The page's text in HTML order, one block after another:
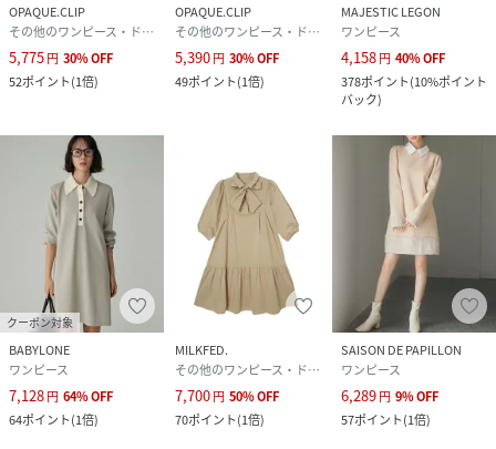
OPAQUE.CLIP
その他のワンピース・ドレス
5,775円 30%OFF
52ポイント(1倍)
OPAQUE.CLIP
その他のワンピース・ドレス
5,390円 30%OFF
49ポイント(1倍)
MAJESTIC LEGON
ワンピース
4,158円 40%OFF
378ポイント(10%ポイント
バック)
クーポン対象
BABYLONE
ワンピース
7,128円 64%OFF
64ポイント(1倍)
MILKFED.
その他のワンピース・ドレス
7,700円 50%OFF
70ポイント(1倍)
SAISON DE PAPILLON
ワンピース
6,289円 9%OFF
57ポイント(1倍)